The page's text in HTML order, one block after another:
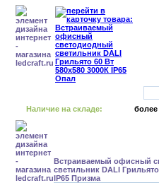
Наличие на складе: более
Встраиваемый офисный
светильник DALI
IP65 Призма